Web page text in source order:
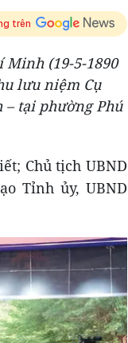
trên
Minh (19-5-1890
lưu niệm Cụ
– tại phường Phú
Chủ tịch UBND
Tỉnh ủy, UBND